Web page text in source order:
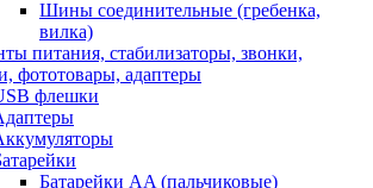
Шины соединительные (гребенка,
вилка)
питания, стабилизаторы, звонки,
фототовары, адаптеры
флешки
Батарейки AA (пальчиковые)